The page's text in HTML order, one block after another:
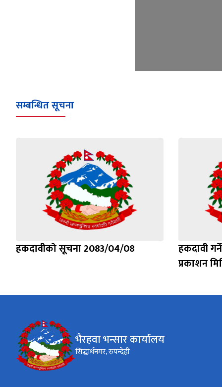
सम्बन्धित सूचना
हकदावीको सूचना 2083/04/08
हकदावी
प्रकाशन
भैरहवा भन्सार कार्यालय
सिद्धार्थनगर, रुपन्देही